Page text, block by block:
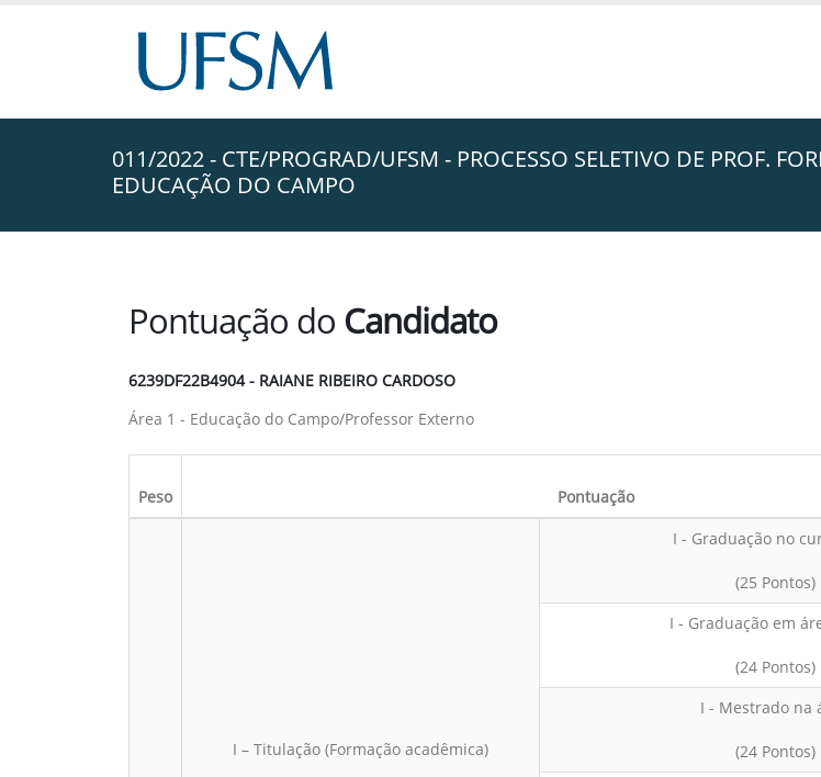
011/2022 - CTE/PROGRAD/UFSM - PROCESSO SELETIVO DE PROF.
EDUCAÇÃO DO CAMPO
Pontuação do Candidato
6239DF22B4904 - RAIANE RIBEIRO CARDOSO
Área 1 - Educação do Campo/Professor Externo
Peso Pontuação
I – Titulação (Formação acadêmica)
I - Graduação no
(25 Pontos)
I - Graduação em
(24 Pontos)
I - Mestrado na
(24 Pontos)